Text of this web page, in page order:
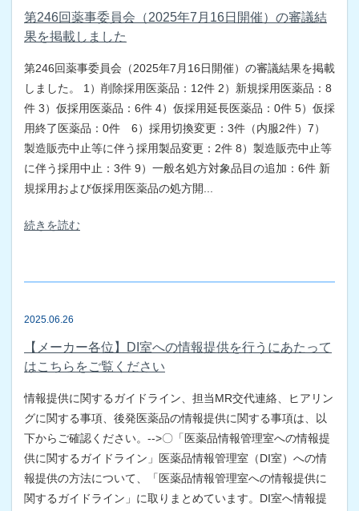
第246回薬事委員会（2025年7月16日開催）の審議結
果を掲載しました
第246回薬事委員会（2025年7月16日開催）の審議結果を掲載
しました。 1）削除採用医薬品：12件 2）新規採用医薬品：8
件 3）仮採用医薬品：6件 4）仮採用延長医薬品：0件 5）仮採
用終了医薬品：0件 6）採用切換変更：3件（内服2件）7）
製造販売中止等に伴う採用製品変更：2件 8）製造販売中止等
に伴う採用中止：3件 9）一般名処方対象品目の追加：6件 新
規採用および仮採用医薬品の処方開...
続きを読む
2025.06.26
【メーカー各位】DI室への情報提供を行うにあたって
はこちらをご覧ください
情報提供に関するガイドライン、担当MR交代連絡、ヒアリン
グに関する事項、後発医薬品の情報提供に関する事項は、以
下からご確認ください。-->〇「医薬品情報管理室への情報提
供に関するガイドライン」医薬品情報管理室（DI室）への情
報提供の方法について、「医薬品情報管理室への情報提供に
関するガイドライン」に取りまとめています。DI室へ情報提